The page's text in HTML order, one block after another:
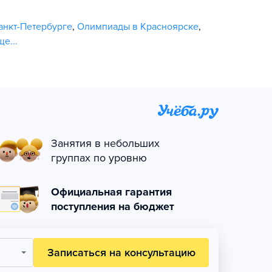
Петербурге, Олимпиады в Красноярске,
Занятия в небольших
группах по уровню
Официальная гарантия
поступления на бюджет
Записаться на консультацию